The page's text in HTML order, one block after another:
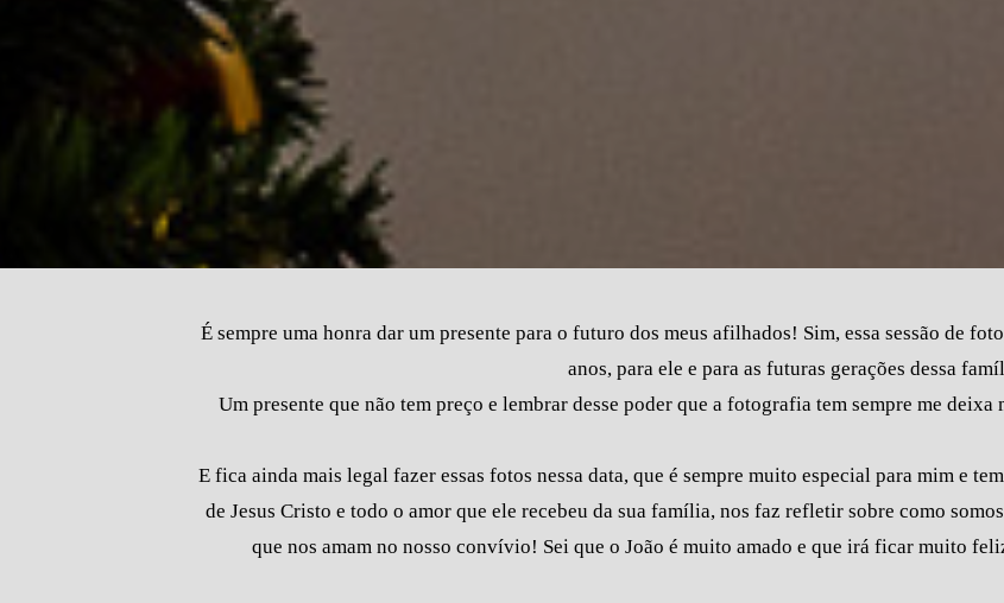
É sempre uma honra dar um presente para o futuro dos meus afilhados! Sim, essa sessão de
anos, para ele e para as futuras gerações dessa
Um presente que não tem preço e lembrar desse poder que a fotografia tem sempre me
E fica ainda mais legal fazer essas fotos nessa data, que é sempre muito especial para mim e
de Jesus Cristo e todo o amor que ele recebeu da sua família, nos faz refletir sobre como
que nos amam no nosso convívio! Sei que o João é muito amado e que irá ficar muito